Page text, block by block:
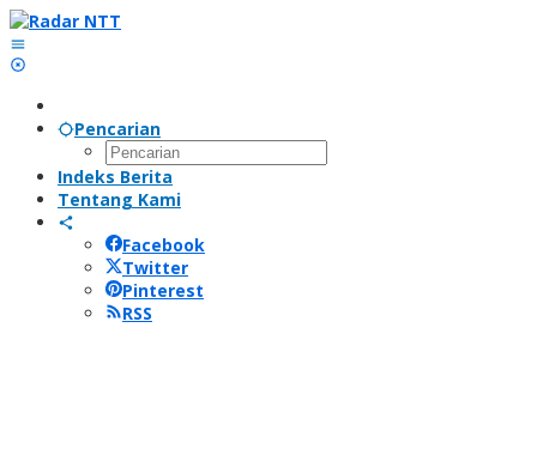
Lewati
ke
konten
Pencarian
Indeks Berita
Tentang Kami
Facebook
Twitter
Pinterest
RSS